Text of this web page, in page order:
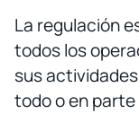
La regulación
todos los
sus
todo o en